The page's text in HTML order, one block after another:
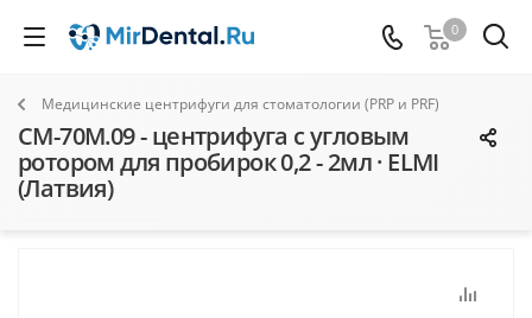
0
Медицинские центрифуги для стоматологии (PRP и PRF)
CM-70M.09 - центрифуга с угловым
ротором для пробирок 0,2 - 2мл · ELMI
(Латвия)